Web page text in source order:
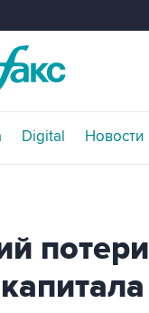
Digital Новости
потери